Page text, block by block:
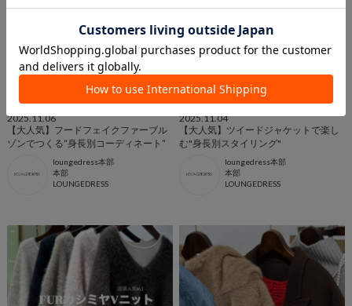
2025.11.06
【大人気】フードフェイクファーブル
ゾンでつくる“身長別コーディネート”
loungedress本部
本部
LOUNGEDRESS
2025.11.04
【大人気】ツイードジャケットで楽し
む"身長別スタイリング"
loungedress本部
本部
LOUNGEDRESS